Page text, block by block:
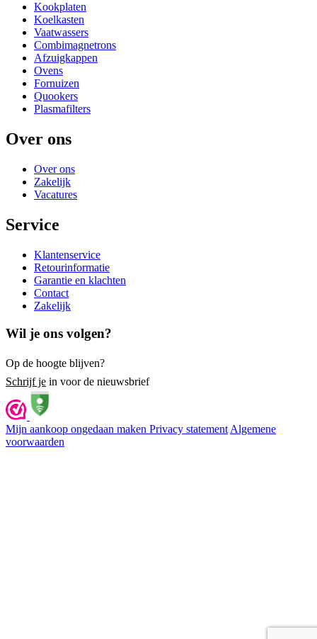
Kookplaten
Koelkasten
Vaatwassers
Combimagnetrons
Afzuigkappen
Ovens
Fornuizen
Quookers
Plasmafilters
Over ons
Over ons
Zakelijk
Vacatures
Service
Klantenservice
Retourinformatie
Garantie en klachten
Contact
Zakelijk
Wil je ons volgen?
Op de hoogte blijven?
Schrijf je in voor de nieuwsbrief
Mijn aankoop ongedaan maken Privacy statementAlgemene
voorwaarden